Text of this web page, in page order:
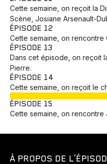
Cette semaine, on reçoit la
Scène, Josiane Arsenault-
ÉPISODE 12
Cette semaine, on rencontre
ÉPISODE 13
Dans cet épisode, on reçoit
Pierre.
ÉPISODE 14
Cette semaine, on reçoit le
ÉPISODE 15
Cette semaine, on rencontre
À PROPOS DE